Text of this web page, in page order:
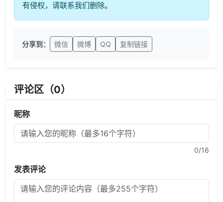
有侵权，请联系我们删除。
分享到： 微信 微博 QQ 复制链接
评论区（0）
昵称
0/16
发表评论